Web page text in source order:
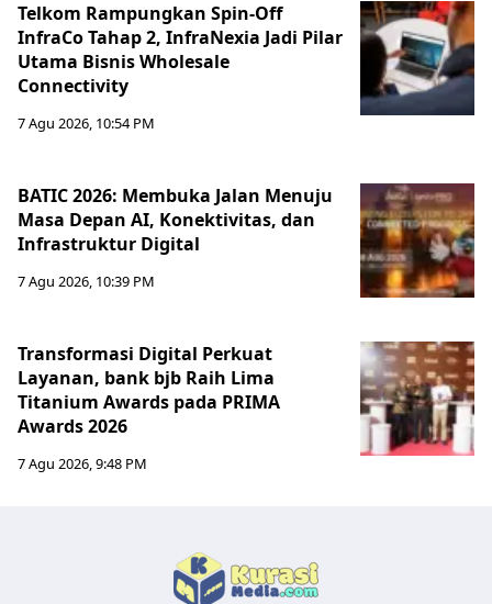
Telkom Rampungkan Spin-Off
InfraCo Tahap 2, InfraNexia Jadi Pilar
Utama Bisnis Wholesale
Connectivity
7 Agu 2026, 10:54 PM
BATIC 2026: Membuka Jalan Menuju
Masa Depan AI, Konektivitas, dan
Infrastruktur Digital
7 Agu 2026, 10:39 PM
Transformasi Digital Perkuat
Layanan, bank bjb Raih Lima
Titanium Awards pada PRIMA
Awards 2026
7 Agu 2026, 9:48 PM